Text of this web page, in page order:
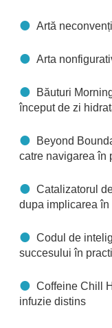
Artă
Arta
Băuturi
început de zi
Beyond
catre navigarea în
Catalizatorul
dupa implicarea
Codul de
succesului în
Coffeine Chill
infuzie distins